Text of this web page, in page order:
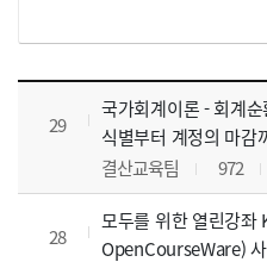
사이버교육영상 목록 으로 번호, 제목, 작성자, 조회수, 등록 일, 첨부파일로 나열 되고 있습니다.
29
국가회계이론 - 회계
식별부터 계정의 마감
결산교육팀
972
28
모두를 위한 열린강좌
OpenCourseWare)